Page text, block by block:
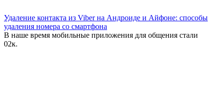
Удаление контакта из Viber на Андроиде и Айфоне: способы
удаления номера со смартфона
В наше время мобильные приложения для общения стали
02к.